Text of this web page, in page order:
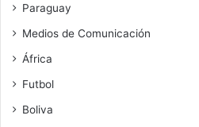
Paraguay
Medios de Comunicación
África
Futbol
Boliva